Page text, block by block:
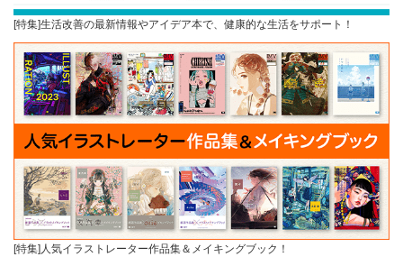
[特集]生活改善の最新情報やアイデア本で、健康的な生活をサポート！
[特集]人気イラストレーター作品集＆メイキングブック！